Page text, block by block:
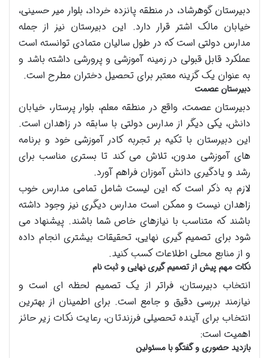
دبیرستان گوهرشاد، در منطقه پانزده خرداد، بلوار میر حسینی،
خیابان مالک اشتر قرار دارد. این دبیرستان نیز از جمله
مدارس دولتی است که در طول سالیان متمادی توانسته است
عملکرد قابل قبولی در زمینه آموزشی و پرورشی داشته باشد و
به عنوان یک گزینه معتبر برای تحصیل دختران مطرح است.
دبیرستان عصمت
دبیرستان عصمت، واقع در منطقه معلم، بلوار پرستار، خیابان
دانش، یکی دیگر از مدارس دولتی با سابقه در زاهدان است.
این دبیرستان با تکیه بر تجربه کادر آموزشی خود و برنامه
های آموزشی مدون، تلاش می کند تا بستری مناسب برای
رشد و یادگیری دانش آموزان فراهم آورد.
لازم به ذکر است که این لیست شامل تمامی مدارس خوب
زاهدان نیست و ممکن است مدارس دیگری نیز وجود داشته
باشند که متناسب با نیازهای خاص شما باشند. پیشنهاد می
شود برای تصمیم گیری نهایی، تحقیقات بیشتری انجام داده
و از منابع محلی اطلاعات کسب کنید.
نکات مهم پیش از تصمیم گیری نهایی و ثبت نام
انتخاب دبیرستان، فراتر از یک تصمیم لحظه ای است و
نیازمند بررسی دقیق و جامع است. برای اطمینان از بهترین
انتخاب برای آینده تحصیلی فرزندتان، رعایت نکات زیر حائز
اهمیت است:
بازدید حضوری و گفتگو با مسئولین